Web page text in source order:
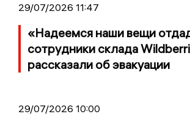
29/07/2026 11:47
«Надеемся наши вещи
сотрудники склада
рассказали об эвакуации
29/07/2026 10:00